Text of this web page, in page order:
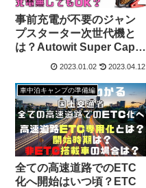
事前充電が不要のジャン
プスターター次世代機と
は？Autowit Super Cap2
レビュー
2023.01.02 2023.04.12
車中泊キャンプの準備編
全ての高速道路でのETC
化へ開始はいつ頃？ETC